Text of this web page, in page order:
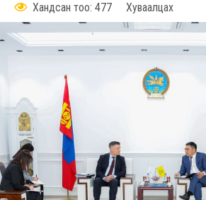
Хандсан тоо: 477 Хуваалцах